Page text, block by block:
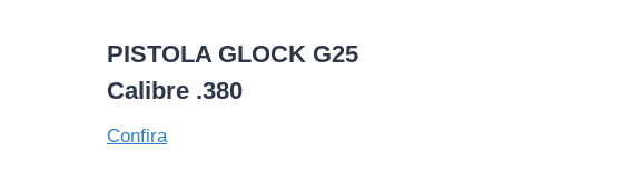
PISTOLA GLOCK G25
Calibre .380
Confira